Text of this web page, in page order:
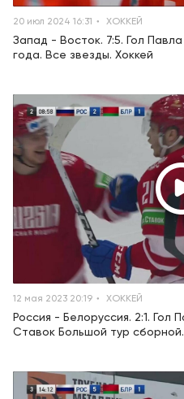
20 июл 2024 16:31 ХОККЕЙ
Запад - Восток. 7:5. Гол
года. Все звезды. Хоккей
12 мая 2023 20:19 ХОККЕЙ
Россия - Белоруссия. 2:1. Гол
Ставок Большой тур сборной.